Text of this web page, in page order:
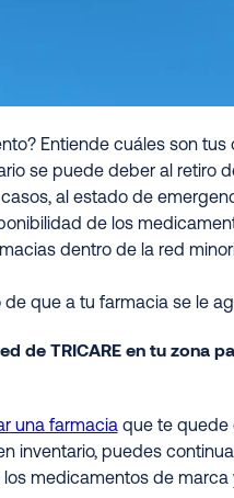
Entiende cuáles son
se puede deber al retiro
al estado de
de los
dentro de la red
que a tu farmacia se le
de TRICARE en tu zona
una farmaciaque te quede
inventario, puedes
medicamentos de